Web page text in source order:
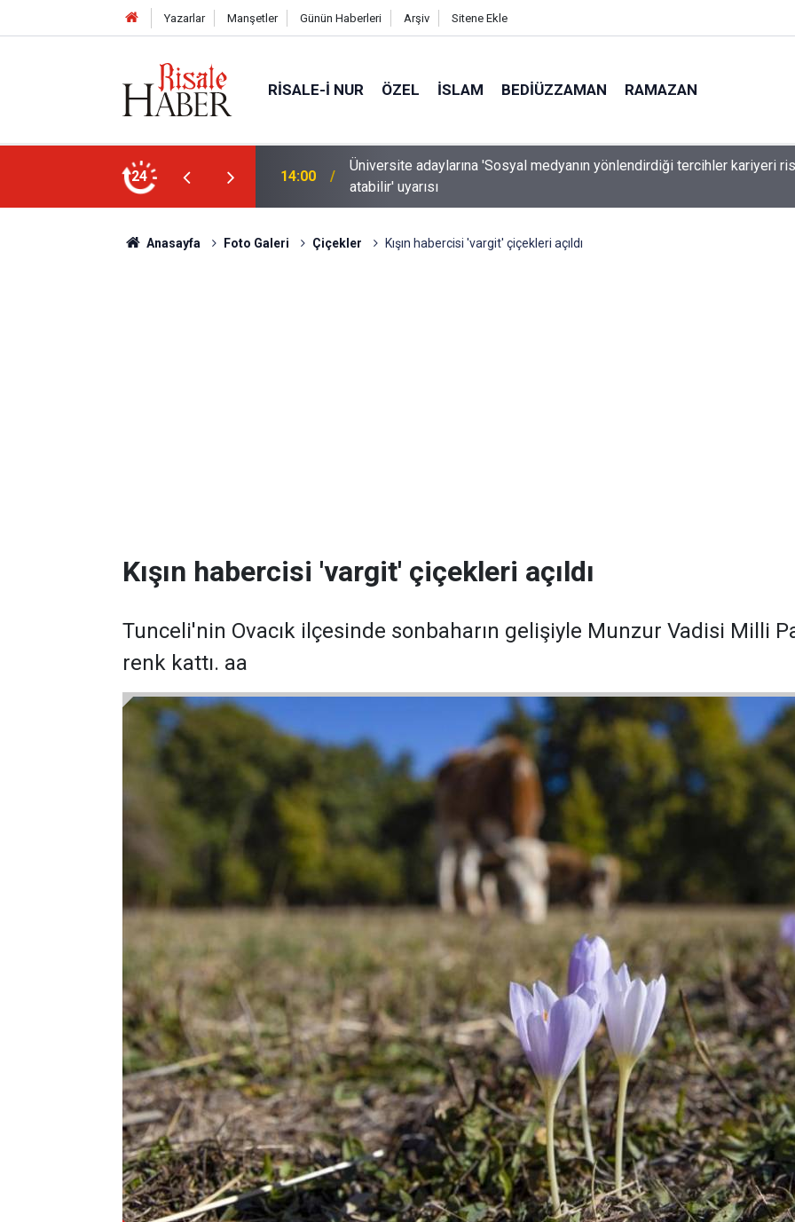
Yazarlar Manşetler Günün Haberleri Arşiv Sitene Ekle
RISALE-I NUR ÖZEL İSLAM BEDIÜZZAMAN RAMAZAN
24
yönlendirdiği tercihler kariyeri riske
11:02 Türkiye-Suudi Arabistan-Pakistan Anlaşması ve Said Nursi'nin sevinci
Anasayfa Foto Galeri Çiçekler Kışın habercisi 'vargit' çiçekleri açıldı
Kışın habercisi 'vargit' çiçekleri açıldı
Tunceli'nin Ovacık ilçesinde sonbaharın gelişiyle Munzur Vadisi Milli
renk kattı. aa